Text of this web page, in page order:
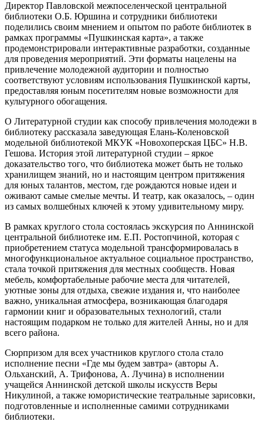
Директор Павловской межпоселенческой центральной
библиотеки О.Б. Юршина и сотрудники библиотеки
поделились своим мнением и опытом по работе библиотек в
рамках программы «Пушкинская карта», а также
продемонстрировали интерактивные разработки, созданные
для проведения мероприятий. Эти форматы нацелены на
привлечение молодежной аудитории и полностью
соответствуют условиям использования Пушкинской карты,
предоставляя юным посетителям новые возможности для
культурного обогащения.
О Литературной студии как способу привлечения молодежи в
библиотеку рассказала заведующая Елань-Коленовской
модельной библиотекой МКУК «Новохоперская ЦБС» Н.В.
Гешова. История этой литературной студии – яркое
доказательство того, что библиотека может быть не только
хранилищем знаний, но и настоящим центром притяжения
для юных талантов, местом, где рождаются новые идеи и
оживают самые смелые мечты. И театр, как оказалось, – один
из самых волшебных ключей к этому удивительному миру.
В рамках круглого стола состоялась экскурсия по Аннинской
центральной библиотеке им. Е.П. Ростопчиной, которая с
приобретением статуса модельной трансформировалась в
многофункциональное актуальное социальное пространство,
стала точкой притяжения для местных сообществ. Новая
мебель, комфортабельные рабочие места для читателей,
уютные зоны для отдыха, свежие издания и, что наиболее
важно, уникальная атмосфера, возникающая благодаря
гармонии книг и образовательных технологий, стали
настоящим подарком не только для жителей Анны, но и для
всего района.
Сюрпризом для всех участников круглого стола стало
исполнение песни «Где мы будем завтра» (авторы А.
Ольханский, А. Трифонова, А. Лучина) в исполнении
учащейся Аннинской детской школы искусств Веры
Никулиной, а также юмористические театральные зарисовки,
подготовленные и исполненные самими сотрудниками
библиотеки.